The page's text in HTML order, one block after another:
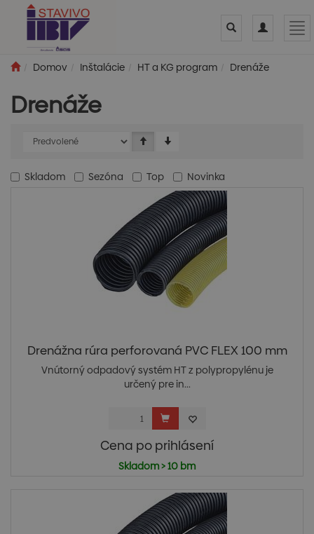
Toggle
Toggle
Domov
Inštalácie HT a KG program Drenáže
Drenáže
Skladom Sezóna Top Novinka
Drenážna rúra perforovaná PVC FLEX 100 mm
Vnútorný odpadový systém HT z polypropylénu je
určený pre in...
Cena po prihlásení
Skladom > 10 bm